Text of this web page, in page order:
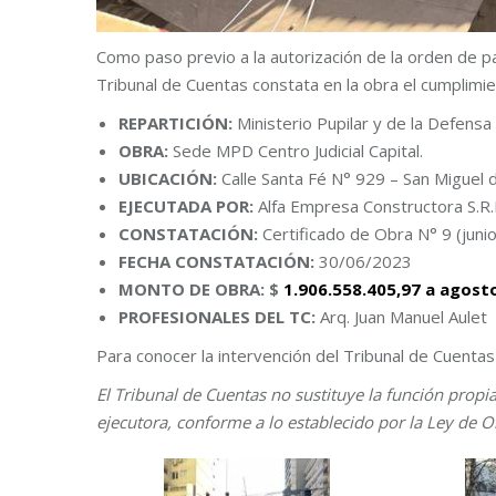
Como paso previo a la autorización de la orden de
Tribunal de Cuentas constata en la obra el
REPARTICIÓN: Ministerio Pupilar y de la Defensa
OBRA: Sede MPD Centro Judicial Capital.
UBICACIÓN: Calle Santa Fé N° 929 – San Miguel
EJECUTADA POR: Alfa Empresa Constructora
CONSTATACIÓN: Certificado de Obra N° 9
FECHA CONSTATACIÓN: 30/06/2023
MONTO DE OBRA: $ 1.906.558.405,97 a
PROFESIONALES DEL TC: Arq. Juan Manuel Aulet
Para conocer la intervención del Tribunal de
El Tribunal de Cuentas no sustituye la función
ejecutora, conforme a lo establecido por la Ley de